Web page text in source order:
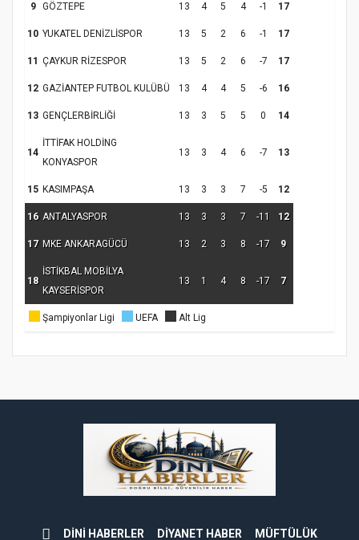
koparıyor mu?
9 GÖZTEPE 13 4 5 4 -1 17
10 YUKATEL DENİZLİSPOR 13 5 2 6 -1 17
11 ÇAYKUR RİZESPOR 13 5 2 6 -7 17
12 GAZİANTEP FUTBOL KULÜBÜ 13 4 4 5 -6 16
13 GENÇLERBİRLİĞİ 13 3 5 5 0 14
14
İTTİFAK HOLDİNG
KONYASPOR
13 3 4 6 -7 13
15 KASIMPAŞA 13 3 3 7 -5 12
16 ANTALYASPOR 13 3 3 7 -11 12
17 MKE ANKARAGÜCÜ 13 2 3 8 -17 9
18
İSTİKBAL MOBİLYA
KAYSERİSPOR
13 1 4 8 -17 7
Şampiyonlar Ligi UEFA Alt Lig
DİNİ HABERLER DİYANET HABER MÜFTÜLÜK